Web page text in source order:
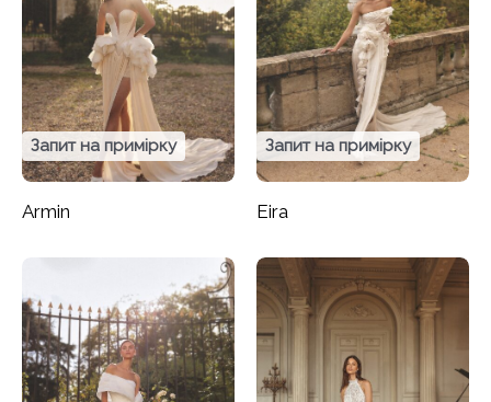
Запит на примірку
Armin
Запит на примірку
Eira